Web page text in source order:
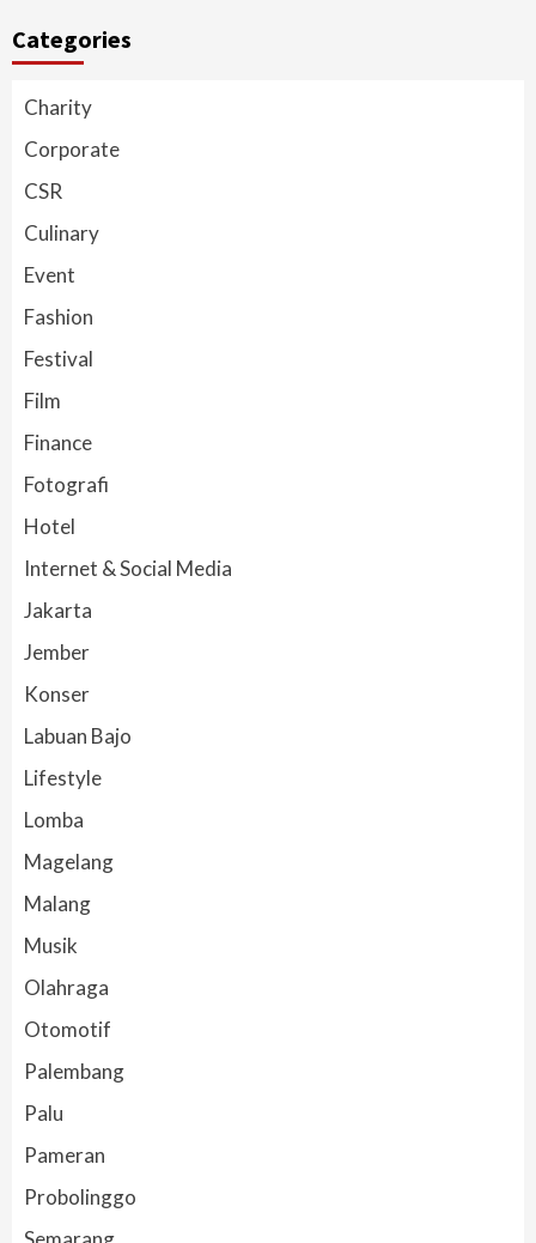
Categories
Charity
Corporate
CSR
Culinary
Event
Fashion
Festival
Film
Finance
Fotografi
Hotel
Internet & Social Media
Jakarta
Jember
Konser
Labuan Bajo
Lifestyle
Lomba
Magelang
Malang
Musik
Olahraga
Otomotif
Palembang
Palu
Pameran
Probolinggo